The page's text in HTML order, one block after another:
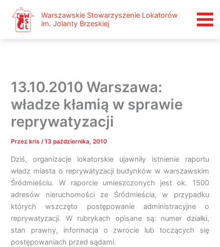
Przejdź
treści
Warszawskie Stowarzyszenie Lokatorów
im. Jolanty Brzeskiej
13.10.2010 Warszawa:
władze kłamią w sprawie
reprywatyzacji
Przez kris/13 października, 2010
Dziś, organizacje lokatorskie ujawniły istnienie raportu
władz miasta o reprywatyzacji budynków w warszawskim
Śródmieściu. W raporcie umieszczonych jest ok. 1500
adresów nieruchomości ze Śródmieścia, w przypadku
których wszczęto postępowanie administracyjne o
reprywatyzacji. W rubrykach opisane są: numer działki,
stan prawny, informacja o zwrocie lub toczących się
postępowaniach przed sądami.